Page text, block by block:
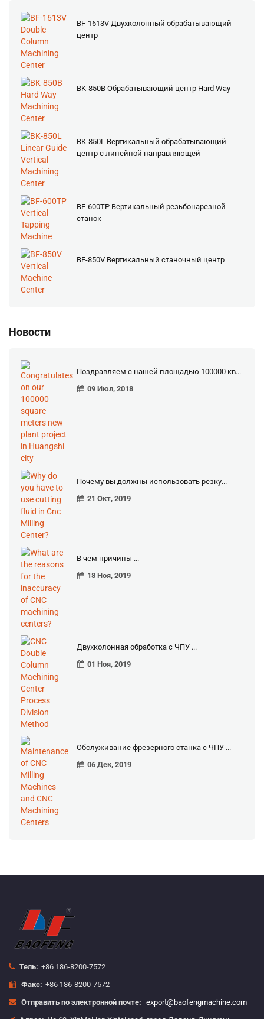
BF-1613V Двухколонный обрабатывающий
центр
BK-850B Обрабатывающий центр Hard Way
BK-850L Вертикальный обрабатывающий
центр с линейной направляющей
BF-600TP Вертикальный резьбонарезной
станок
BF-850V Вертикальный станочный центр
Новости
Поздравляем с нашей площадью 100000 кв...
09 Июл, 2018
Почему вы должны использовать резку...
21 Окт, 2019
В чем причины ...
18 Ноя, 2019
Двухколонная обработка с ЧПУ ...
01 Ноя, 2019
Обслуживание фрезерного станка с ЧПУ ...
06 Дек, 2019
Тель: +86 186-8200-7572
Факс: +86 186-8200-7572
Отправить по электронной почте: export@baofengmachine.com